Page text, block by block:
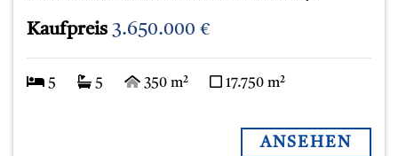
Kaufpreis 3.650.000 €
5 5 350 m² 17.750 m²
ANSEHEN